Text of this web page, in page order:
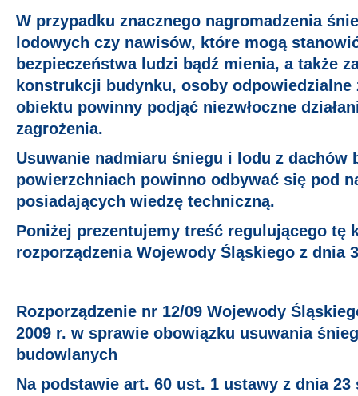
W przypadku znacznego nagromadzenia
lodowych czy nawisów, które mogą
bezpieczeństwa ludzi bądź mienia, a także
konstrukcji budynku, osoby odpowiedzialne
obiektu powinny podjąć niezwłoczne
zagrożenia.
Usuwanie nadmiaru śniegu i lodu z dachów
powierzchniach powinno odbywać się pod
posiadających wiedzę techniczną.
Poniżej prezentujemy treść regulującego tę
rozporządzenia Wojewody Śląskiego z dnia
Rozporządzenie nr 12/09 Wojewody
2009 r. w sprawie obowiązku usuwania
budowlanych
Na podstawie art. 60 ust. 1 ustawy z dnia 23